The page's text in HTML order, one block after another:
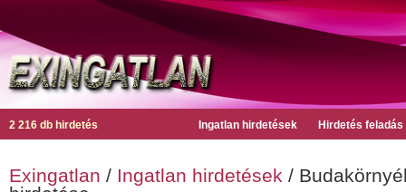
2 216 db hirdetés Ingatlan hirdetések Hirdetés feladás
Exingatlan / Ingatlan hirdetések /